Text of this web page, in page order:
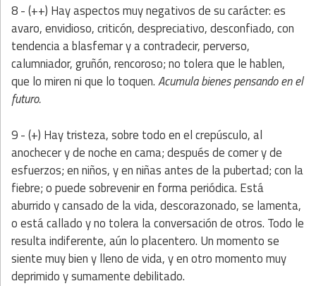
8 - (++) Hay aspectos muy negativos de su carácter:es
avaro, envidioso, criticón, despreciativo, desconfiado, con
tendencia a blasfemar y a contradecir, perverso,
calumniador, gruñón, rencoroso; no tolera que le hablen,
que lo miren ni que lo toquen.Acumula bienes pensando en el
futuro.
9 - (+) Hay tristeza, sobre todo en el crepúsculo, al
anochecer y de noche en cama; después de comer y de
esfuerzos; en niños, y en niñas antes de la pubertad; con la
fiebre; o puede sobrevenir en forma periódica. Está
aburrido y cansado de la vida, descorazonado, se lamenta,
o está callado y no tolera la conversación de otros. Todo le
resulta indiferente, aún lo placentero. Un momento se
siente muy bien y lleno de vida, y en otro momento muy
deprimido y sumamente debilitado.